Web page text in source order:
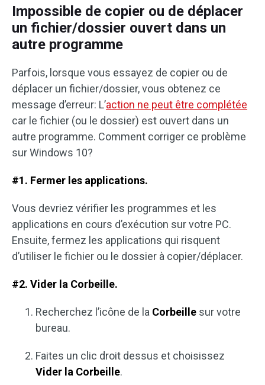
Impossible de copier ou de déplacer
un fichier/dossier ouvert dans un
autre programme
Parfois, lorsque vous essayez de copier ou de
déplacer un fichier/dossier, vous obtenez ce
message d’erreur: L’action ne peut être complétée
car le fichier (ou le dossier) est ouvert dans un
autre programme. Comment corriger ce problème
sur Windows 10?
#1. Fermer les applications.
Vous devriez vérifier les programmes et les
applications en cours d’exécution sur votre PC.
Ensuite, fermez les applications qui risquent
d’utiliser le fichier ou le dossier à copier/déplacer.
#2. Vider la Corbeille.
Recherchez l’icône de la Corbeille sur votre
bureau.
Faites un clic droit dessus et choisissez
Vider la Corbeille.